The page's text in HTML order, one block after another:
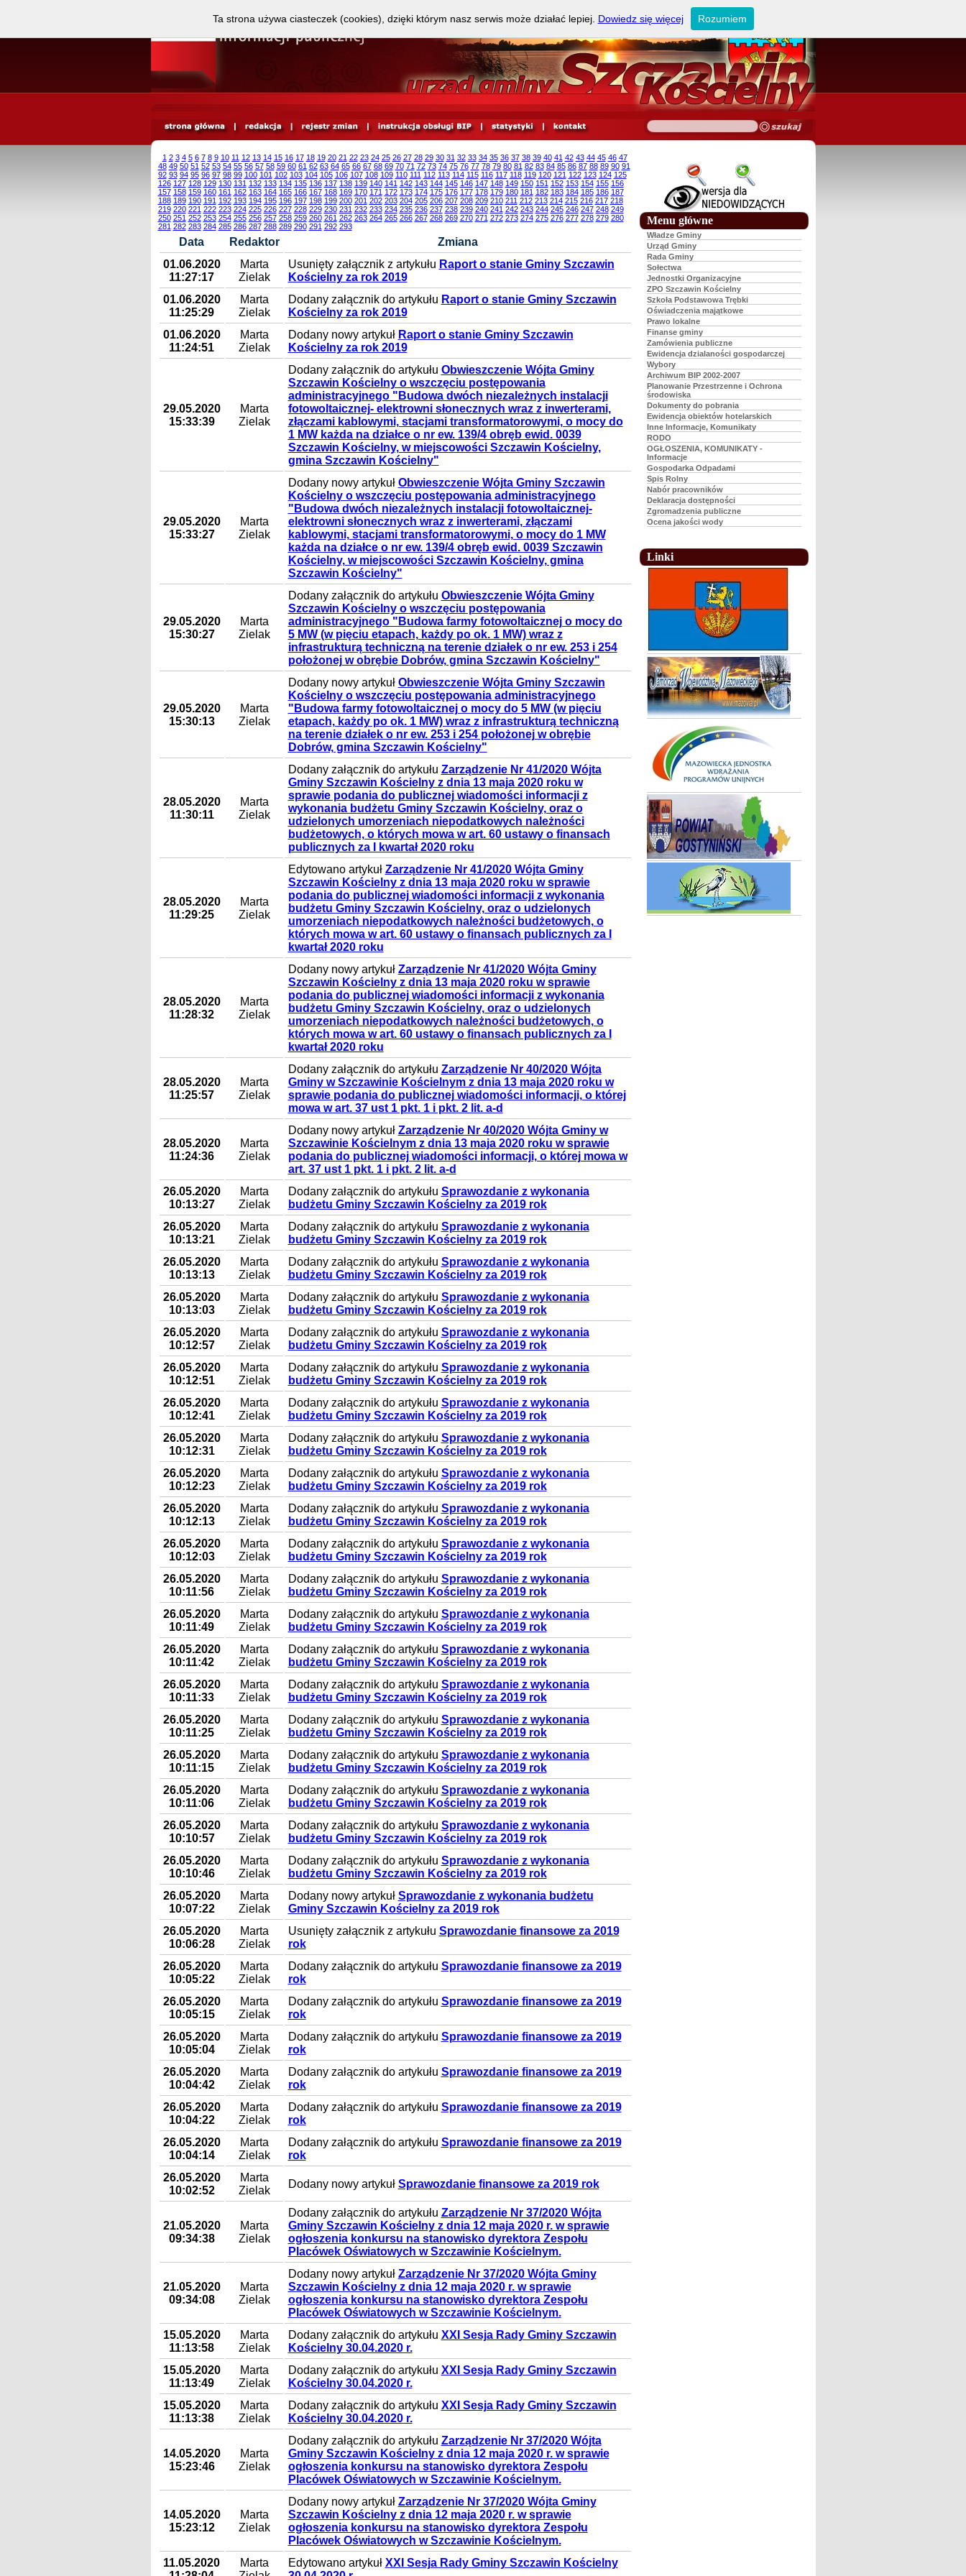
1 2 3 4 5 6 7 8 9 10 11 12 13 14 15 16 17 18 19 20 21 22 23 24 25 26 27 28 29 30 31 32 33 34 35 36 37 38 39 40 41 42 43 44 45 46 47
48 49 50 51 52 53 54 55 56 57 58 59 60 61 62 63 64 65 66 67 68 69 70 71 72 73 74 75 76 77 78 79 80 81 82 83 84 85 86 87 88 89 90 91
92 93 94 95 96 97 98 99 100 101 102 103 104 105 106 107 108 109 110 111 112 113 114 115 116 117 118 119 120 121 122 123 124 125
126 127 128 129 130 131 132 133 134 135 136 137 138 139 140 141 142 143 144 145 146 147 148 149 150 151 152 153 154 155 156
157 158 159 160 161 162 163 164 165 166 167 168 169 170 171 172 173 174 175 176 177 178 179 180 181 182 183 184 185 186 187
188 189 190 191 192 193 194 195 196 197 198 199 200 201 202 203 204 205 206 207 208 209 210 211 212 213 214 215 216 217 218
219 220 221 222 223 224 225 226 227 228 229 230 231 232 233 234 235 236 237 238 239 240 241 242 243 244 245 246 247 248 249
250 251 252 253 254 255 256 257 258 259 260 261 262 263 264 265 266 267 268 269 270 271 272 273 274 275 276 277 278 279 280
281 282 283 284 285 286 287 288 289 290 291 292 293
Data Redaktor
Zmiana
01.06.2020
11:27:17
Marta
Zielak
Usunięty załącznik z artykułu Raport o stanie Gminy Szczawin
Kościelny za rok 2019
01.06.2020
11:25:29
Marta
Zielak
Dodany załącznik do artykułu Raport o stanie Gminy Szczawin
Kościelny za rok 2019
01.06.2020
11:24:51
Marta
Zielak
Dodany nowy artykuł Raport o stanie Gminy Szczawin
Kościelny za rok 2019
29.05.2020
15:33:39
Marta
Zielak
Dodany załącznik do artykułu Obwieszczenie Wójta Gminy
Szczawin Kościelny o wszczęciu postępowania
administracyjnego "Budowa dwóch niezależnych instalacji
fotowoltaicznej- elektrowni słonecznych wraz z inwerterami,
złączami kablowymi, stacjami transformatorowymi, o mocy do
1 MW każda na działce o nr ew. 139/4 obręb ewid. 0039
Szczawin Kościelny, w miejscowości Szczawin Kościelny,
gmina Szczawin Kościelny"
29.05.2020
15:33:27
Marta
Zielak
Dodany nowy artykuł Obwieszczenie Wójta Gminy Szczawin
Kościelny o wszczęciu postępowania administracyjnego
"Budowa dwóch niezależnych instalacji fotowoltaicznej-
elektrowni słonecznych wraz z inwerterami, złączami
kablowymi, stacjami transformatorowymi, o mocy do 1 MW
każda na działce o nr ew. 139/4 obręb ewid. 0039 Szczawin
Kościelny, w miejscowości Szczawin Kościelny, gmina
Szczawin Kościelny"
29.05.2020
15:30:27
Marta
Zielak
Dodany załącznik do artykułu Obwieszczenie Wójta Gminy
Szczawin Kościelny o wszczęciu postępowania
administracyjnego "Budowa farmy fotowoltaicznej o mocy do
5 MW (w pięciu etapach, każdy po ok. 1 MW) wraz z
infrastrukturą techniczną na terenie działek o nr ew. 253 i 254
położonej w obrębie Dobrów, gmina Szczawin Kościelny"
29.05.2020
15:30:13
Marta
Zielak
Dodany nowy artykuł Obwieszczenie Wójta Gminy Szczawin
Kościelny o wszczęciu postępowania administracyjnego
"Budowa farmy fotowoltaicznej o mocy do 5 MW (w pięciu
etapach, każdy po ok. 1 MW) wraz z infrastrukturą techniczną
na terenie działek o nr ew. 253 i 254 położonej w obrębie
Dobrów, gmina Szczawin Kościelny"
28.05.2020
11:30:11
Marta
Zielak
Dodany załącznik do artykułu Zarządzenie Nr 41/2020 Wójta
Gminy Szczawin Kościelny z dnia 13 maja 2020 roku w
sprawie podania do publicznej wiadomości informacji z
wykonania budżetu Gminy Szczawin Kościelny, oraz o
udzielonych umorzeniach niepodatkowych należności
budżetowych, o których mowa w art. 60 ustawy o finansach
publicznych za I kwartał 2020 roku
28.05.2020
11:29:25
Marta
Zielak
Edytowano artykuł Zarządzenie Nr 41/2020 Wójta Gminy
Szczawin Kościelny z dnia 13 maja 2020 roku w sprawie
podania do publicznej wiadomości informacji z wykonania
budżetu Gminy Szczawin Kościelny, oraz o udzielonych
umorzeniach niepodatkowych należności budżetowych, o
których mowa w art. 60 ustawy o finansach publicznych za I
kwartał 2020 roku
28.05.2020
11:28:32
Marta
Zielak
Dodany nowy artykuł Zarządzenie Nr 41/2020 Wójta Gminy
Szczawin Kościelny z dnia 13 maja 2020 roku w sprawie
podania do publicznej wiadomości informacji z wykonania
budżetu Gminy Szczawin Kościelny, oraz o udzielonych
umorzeniach niepodatkowych należności budżetowych, o
których mowa w art. 60 ustawy o finansach publicznych za I
kwartał 2020 roku
28.05.2020
11:25:57
Marta
Zielak
Dodany załącznik do artykułu Zarządzenie Nr 40/2020 Wójta
Gminy w Szczawinie Kościelnym z dnia 13 maja 2020 roku w
sprawie podania do publicznej wiadomości informacji, o której
mowa w art. 37 ust 1 pkt. 1 i pkt. 2 lit. a-d
28.05.2020
11:24:36
Marta
Zielak
Dodany nowy artykuł Zarządzenie Nr 40/2020 Wójta Gminy w
Szczawinie Kościelnym z dnia 13 maja 2020 roku w sprawie
podania do publicznej wiadomości informacji, o której mowa w
art. 37 ust 1 pkt. 1 i pkt. 2 lit. a-d
26.05.2020
10:13:27
Marta
Zielak
Dodany załącznik do artykułu Sprawozdanie z wykonania
budżetu Gminy Szczawin Kościelny za 2019 rok
26.05.2020
10:13:21
Marta
Zielak
Dodany załącznik do artykułu Sprawozdanie z wykonania
budżetu Gminy Szczawin Kościelny za 2019 rok
26.05.2020
10:13:13
Marta
Zielak
Dodany załącznik do artykułu Sprawozdanie z wykonania
budżetu Gminy Szczawin Kościelny za 2019 rok
26.05.2020
10:13:03
Marta
Zielak
Dodany załącznik do artykułu Sprawozdanie z wykonania
budżetu Gminy Szczawin Kościelny za 2019 rok
26.05.2020
10:12:57
Marta
Zielak
Dodany załącznik do artykułu Sprawozdanie z wykonania
budżetu Gminy Szczawin Kościelny za 2019 rok
26.05.2020
10:12:51
Marta
Zielak
Dodany załącznik do artykułu Sprawozdanie z wykonania
budżetu Gminy Szczawin Kościelny za 2019 rok
26.05.2020
10:12:41
Marta
Zielak
Dodany załącznik do artykułu Sprawozdanie z wykonania
budżetu Gminy Szczawin Kościelny za 2019 rok
26.05.2020
10:12:31
Marta
Zielak
Dodany załącznik do artykułu Sprawozdanie z wykonania
budżetu Gminy Szczawin Kościelny za 2019 rok
26.05.2020
10:12:23
Marta
Zielak
Dodany załącznik do artykułu Sprawozdanie z wykonania
budżetu Gminy Szczawin Kościelny za 2019 rok
26.05.2020
10:12:13
Marta
Zielak
Dodany załącznik do artykułu Sprawozdanie z wykonania
budżetu Gminy Szczawin Kościelny za 2019 rok
26.05.2020
10:12:03
Marta
Zielak
Dodany załącznik do artykułu Sprawozdanie z wykonania
budżetu Gminy Szczawin Kościelny za 2019 rok
26.05.2020
10:11:56
Marta
Zielak
Dodany załącznik do artykułu Sprawozdanie z wykonania
budżetu Gminy Szczawin Kościelny za 2019 rok
26.05.2020
10:11:49
Marta
Zielak
Dodany załącznik do artykułu Sprawozdanie z wykonania
budżetu Gminy Szczawin Kościelny za 2019 rok
26.05.2020
10:11:42
Marta
Zielak
Dodany załącznik do artykułu Sprawozdanie z wykonania
budżetu Gminy Szczawin Kościelny za 2019 rok
26.05.2020
10:11:33
Marta
Zielak
Dodany załącznik do artykułu Sprawozdanie z wykonania
budżetu Gminy Szczawin Kościelny za 2019 rok
26.05.2020
10:11:25
Marta
Zielak
Dodany załącznik do artykułu Sprawozdanie z wykonania
budżetu Gminy Szczawin Kościelny za 2019 rok
26.05.2020
10:11:15
Marta
Zielak
Dodany załącznik do artykułu Sprawozdanie z wykonania
budżetu Gminy Szczawin Kościelny za 2019 rok
26.05.2020
10:11:06
Marta
Zielak
Dodany załącznik do artykułu Sprawozdanie z wykonania
budżetu Gminy Szczawin Kościelny za 2019 rok
26.05.2020
10:10:57
Marta
Zielak
Dodany załącznik do artykułu Sprawozdanie z wykonania
budżetu Gminy Szczawin Kościelny za 2019 rok
26.05.2020
10:10:46
Marta
Zielak
Dodany załącznik do artykułu Sprawozdanie z wykonania
budżetu Gminy Szczawin Kościelny za 2019 rok
26.05.2020
10:07:22
Marta
Zielak
Dodany nowy artykuł Sprawozdanie z wykonania budżetu
Gminy Szczawin Kościelny za 2019 rok
26.05.2020
10:06:28
Marta
Zielak
Usunięty załącznik z artykułu Sprawozdanie finansowe za 2019
rok
26.05.2020
10:05:22
Marta
Zielak
Dodany załącznik do artykułu Sprawozdanie finansowe za 2019
rok
26.05.2020
10:05:15
Marta
Zielak
Dodany załącznik do artykułu Sprawozdanie finansowe za 2019
rok
26.05.2020
10:05:04
Marta
Zielak
Dodany załącznik do artykułu Sprawozdanie finansowe za 2019
rok
26.05.2020
10:04:42
Marta
Zielak
Dodany załącznik do artykułu Sprawozdanie finansowe za 2019
rok
26.05.2020
10:04:22
Marta
Zielak
Dodany załącznik do artykułu Sprawozdanie finansowe za 2019
rok
26.05.2020
10:04:14
Marta
Zielak
Dodany załącznik do artykułu Sprawozdanie finansowe za 2019
rok
26.05.2020
10:02:52
Marta
Zielak
Dodany nowy artykuł Sprawozdanie finansowe za 2019 rok
21.05.2020
09:34:38
Marta
Zielak
Dodany załącznik do artykułu Zarządzenie Nr 37/2020 Wójta
Gminy Szczawin Kościelny z dnia 12 maja 2020 r. w sprawie
ogłoszenia konkursu na stanowisko dyrektora Zespołu
Placówek Oświatowych w Szczawinie Kościelnym.
21.05.2020
09:34:08
Marta
Zielak
Dodany nowy artykuł Zarządzenie Nr 37/2020 Wójta Gminy
Szczawin Kościelny z dnia 12 maja 2020 r. w sprawie
ogłoszenia konkursu na stanowisko dyrektora Zespołu
Placówek Oświatowych w Szczawinie Kościelnym.
15.05.2020
11:13:58
Marta
Zielak
Dodany załącznik do artykułu XXI Sesja Rady Gminy Szczawin
Kościelny 30.04.2020 r.
15.05.2020
11:13:49
Marta
Zielak
Dodany załącznik do artykułu XXI Sesja Rady Gminy Szczawin
Kościelny 30.04.2020 r.
15.05.2020
11:13:38
Marta
Zielak
Dodany załącznik do artykułu XXI Sesja Rady Gminy Szczawin
Kościelny 30.04.2020 r.
14.05.2020
15:23:46
Marta
Zielak
Dodany załącznik do artykułu Zarządzenie Nr 37/2020 Wójta
Gminy Szczawin Kościelny z dnia 12 maja 2020 r. w sprawie
ogłoszenia konkursu na stanowisko dyrektora Zespołu
Placówek Oświatowych w Szczawinie Kościelnym.
14.05.2020
15:23:12
Marta
Zielak
Dodany nowy artykuł Zarządzenie Nr 37/2020 Wójta Gminy
Szczawin Kościelny z dnia 12 maja 2020 r. w sprawie
ogłoszenia konkursu na stanowisko dyrektora Zespołu
Placówek Oświatowych w Szczawinie Kościelnym.
11.05.2020
Marta
Edytowano artykuł XXI Sesja Rady Gminy Szczawin Kościelny
Menu główne
Władze Gminy
Urząd Gminy
Rada Gminy
Sołectwa
Jednostki Organizacyjne
ZPO Szczawin Kościelny
Szkoła Podstawowa Trębki
Oświadczenia majątkowe
Prawo lokalne
Finanse gminy
Zamówienia publiczne
Ewidencja dzialaności gospodarczej
Wybory
Archiwum BIP 2002-2007
Planowanie Przestrzenne i Ochrona
środowiska
Dokumenty do pobrania
Ewidencja obiektów hotelarskich
Inne Informacje, Komunikaty
RODO
OGŁOSZENIA, KOMUNIKATY -
Informacje
Gospodarka Odpadami
Spis Rolny
Nabór pracowników
Deklaracja dostępności
Zgromadzenia publiczne
Ocena jakości wody
Linki
Ta strona używa ciasteczek (cookies), dzięki którym nasz serwis może działać lepiej. Dowiedz się więcej Rozumiem